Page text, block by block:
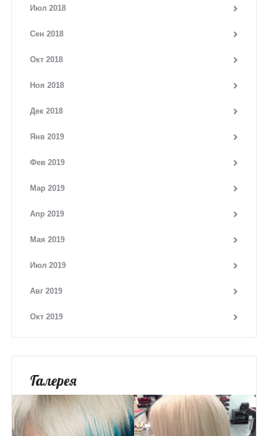
Июл 2018
Сен 2018
Окт 2018
Ноя 2018
Дек 2018
Янв 2019
Фев 2019
Мар 2019
Апр 2019
Мая 2019
Июл 2019
Авг 2019
Окт 2019
Галерея